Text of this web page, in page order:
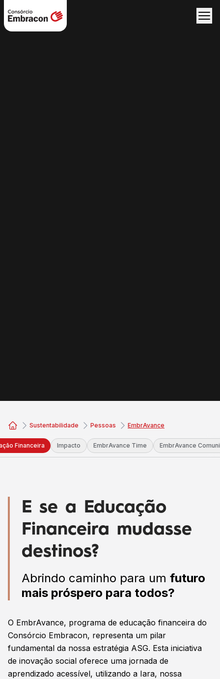
Consórcio Embracon
Sustentabilidade Pessoas EmbrAvance
Financeira Impacto EmbrAvance Time EmbrAvance
E se a Educação
Financeira mudasse
destinos?
Abrindo caminho para um futuro
mais próspero para todos?
O EmbrAvance, programa de educação financeira do
Consórcio Embracon, representa um pilar
fundamental da nossa estratégia ASG. Esta iniciativa
de inovação social oferece uma jornada de
aprendizado acessível, utilizando a Iara, nossa